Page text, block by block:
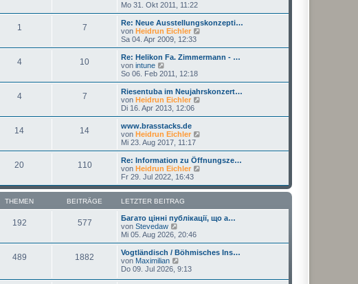
t
r
r
B
t
r
s
r
B
t
r
Mo 31. Okt 2011, 11:22
1 7
Re: Neue Ausstellungskonzepti…
von Heidrun Eichler
u
e
B
Sa 04. Apr 2009, 12:33
4 10
Re: Helikon Fa. Zimmermann - …
von intune
e
u
e
s
t
B
e
i
r
a
g
So 06. Feb 2011, 12:18
4 7
Riesentuba im Neujahrskonzert…
von Heidrun Eichler
u
r
B
t
g
Di 16. Apr 2013, 12:06
14 14
www.brasstacks.de
von Heidrun Eichler
u
e
r
e
i
t
Mi 23. Aug 2017, 11:17
20 110
Re: Information zu Öffnungsze…
von Heidrun Eichler
u
e
t
e
e
i
Fr 29. Jul 2022, 16:43
THEMEN BEITRÄGE LETZTER BEITRAG
192 577
Багато цінні публікації, що а…
von Stevedaw
e
u
e
s
t
Mi 05. Aug 2026, 20:46
489 1882
Vogtländisch / Böhmisches Ins…
von Maximilian
e
Do 09. Jul 2026, 9:13